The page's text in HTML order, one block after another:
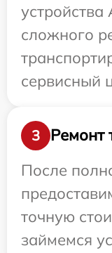
устройства
сложного
сервисный
3
Ремонт
После
точную
займемся